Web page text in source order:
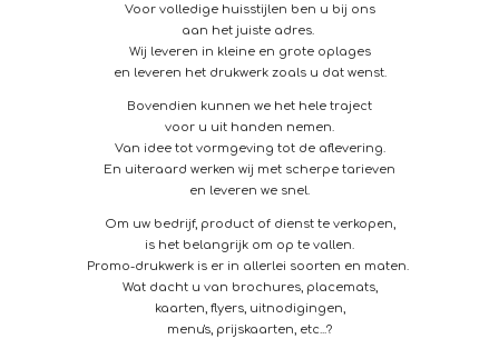
Voor volledige huisstijlen ben u bij ons
aan het juiste adres.
Wij leveren in kleine en grote oplages
en leveren het drukwerk zoals u dat wenst.
Bovendien kunnen we het hele traject
voor u uit handen nemen.
Van idee tot vormgeving tot de aflevering.
En uiteraard werken wij met scherpe tarieven
en leveren we snel.
Om uw bedrijf, product of dienst te verkopen,
is het belangrijk om op te vallen.
Promo-drukwerk is er in allerlei soorten en maten.
Wat dacht u van brochures, placemats,
kaarten, flyers, uitnodigingen,
menu's, prijskaarten, etc...?